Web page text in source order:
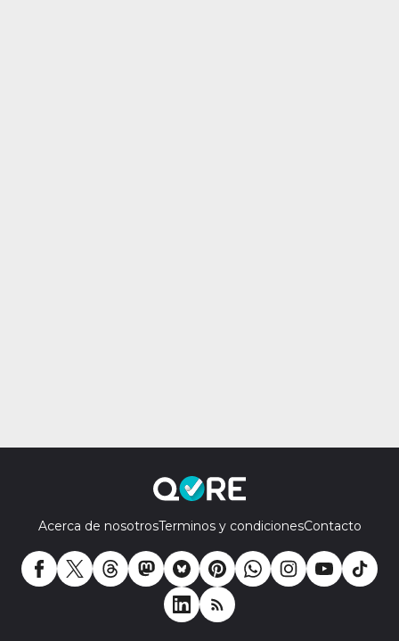
Acerca de nosotrosTerminos y condicionesContacto